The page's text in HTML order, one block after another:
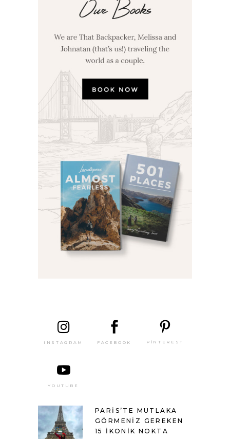
INSTAGRAM FACEBOOK PINTEREST
YOUTUBE
PARIS’TE MUTLAKA
GÖRMENIZ GEREKEN
15 İKONIK NOKTA